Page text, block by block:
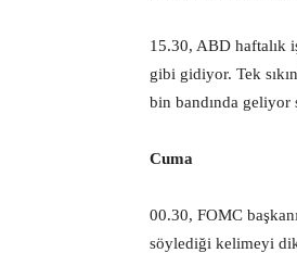
15.30, ABD haftalık
gibi gidiyor. Tek
bin bandında geliyor
Cuma
00.30, FOMC
söylediği kelimeyi